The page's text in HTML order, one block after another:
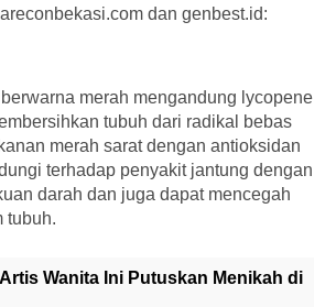
dan genbest.id:
merah mengandung lycopene
tubuh dari radikal bebas
merah sarat dengan antioksidan
terhadap penyakit jantung dengan
darah dan juga dapat mencegah
tubuh.
Wanita Ini Putuskan Menikah di